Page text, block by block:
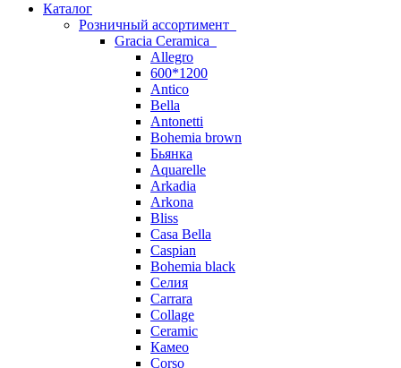
Каталог
Розничный ассортимент
Gracia Ceramica
Allegro
600*1200
Antico
Bella
Antonetti
Bohemia brown
Бьянка
Aquarelle
Arkadia
Arkona
Bliss
Casa Bella
Caspian
Bohemia black
Селия
Carrara
Collage
Ceramic
Камео
Corso